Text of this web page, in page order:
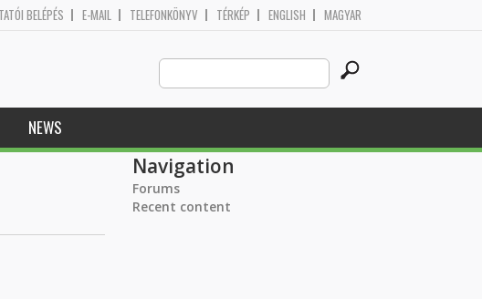
BELÉPÉS E-MAIL TELEFONKÖNYV TÉRKÉP ENGLISH MAGYAR
Search
this
site
NEWS
Navigation
Forums
Recent content